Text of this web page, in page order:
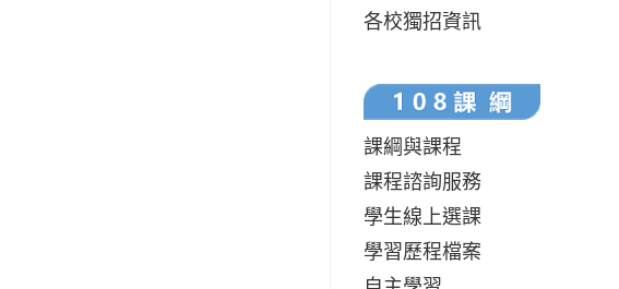
各校獨招資訊
課綱與課程
課程諮詢服務
學生線上選課
學習歷程檔案